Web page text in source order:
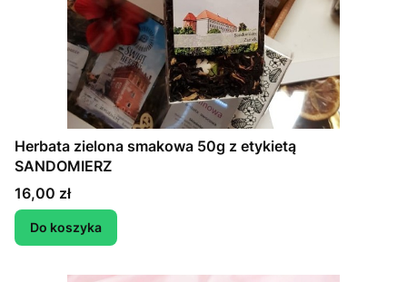
Herbata zielona smakowa 50g z etykietą
SANDOMIERZ
Cena
16,00 zł
Do koszyka